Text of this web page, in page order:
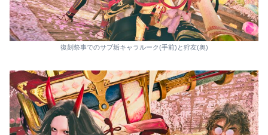
復刻祭事でのサブ垢キャラルーク(手前)と狩友(奥)